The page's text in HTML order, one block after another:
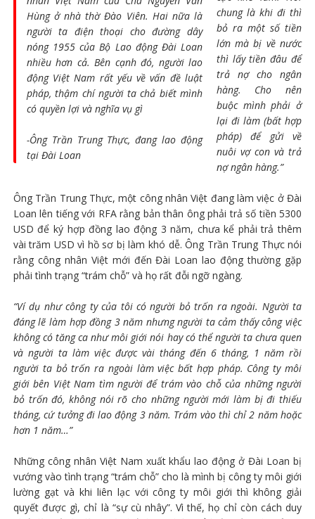
Hùng ở nhà thờ Đào Viên. Hai nữa là
người ta điện thoại cho đường dây
nóng 1955 của Bộ Lao động Đài Loan
nhiều hơn cả. Bên cạnh đó, người lao
động Việt Nam rất yếu về vấn đề luật
pháp, thậm chí người ta chả biết mình
có quyền lợi và nghĩa vụ gì
-Ông Trần Trung Thực, đang lao động
tại Đài Loan
chung là khi đi thì
bỏ ra một số tiền
lớn mà bị về nước
thì lấy tiền đâu để
trả nợ cho ngân
hàng. Cho nên
buộc mình phải ở
lại đi làm (bất hợp
pháp) để gửi về
nuôi vợ con và trả
nợ ngân hàng.”
Ông Trần Trung Thực, một công nhân Việt đang làm việc ở Đài
Loan lên tiếng với RFA rằng bản thân ông phải trả số tiền 5300
USD để ký hợp đồng lao động 3 năm, chưa kể phải trả thêm
vài trăm USD vì hồ sơ bị làm khó dễ. Ông Trần Trung Thực nói
rằng công nhân Việt mới đến Đài Loan lao động thường gặp
phải tình trạng “trám chỗ” và họ rất đỗi ngỡ ngàng.
“Ví dụ như công ty của tôi có người bỏ trốn ra ngoài. Người ta
đáng lẽ làm hợp đồng 3 năm nhưng người ta cảm thấy công việc
không có tăng ca như môi giới nói hay có thể người ta chưa quen
và người ta làm việc được vài tháng đến 6 tháng, 1 năm rồi
người ta bỏ trốn ra ngoài làm việc bất hợp pháp. Công ty môi
giới bên Việt Nam tìm người để trám vào chỗ của những người
bỏ trốn đó, không nói rõ cho những người mới làm bị đi thiếu
tháng, cứ tưởng đi lao động 3 năm. Trám vào thì chỉ 2 năm hoặc
hơn 1 năm…”
Những công nhân Việt Nam xuất khẩu lao động ở Đài Loan bị
vướng vào tình trạng “trám chỗ” cho là mình bị công ty môi giới
lường gạt và khi liên lạc với công ty môi giới thì không giải
quyết được gì, chỉ là “sự cù nhây”. Vì thế, họ chỉ còn cách duy